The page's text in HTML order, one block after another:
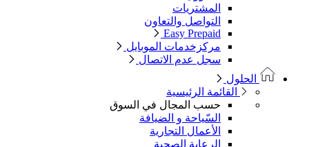
المشتريات
التواصل والتعاون
Easy Prepaid
مركزخدمات الموبايل
سجل عدم الاتصال
الحلول
القائمة الرئيسية
حسب المجال في السوق
السّياحة و الضيافة
الأعمال التجارية
الرعاية الصحية